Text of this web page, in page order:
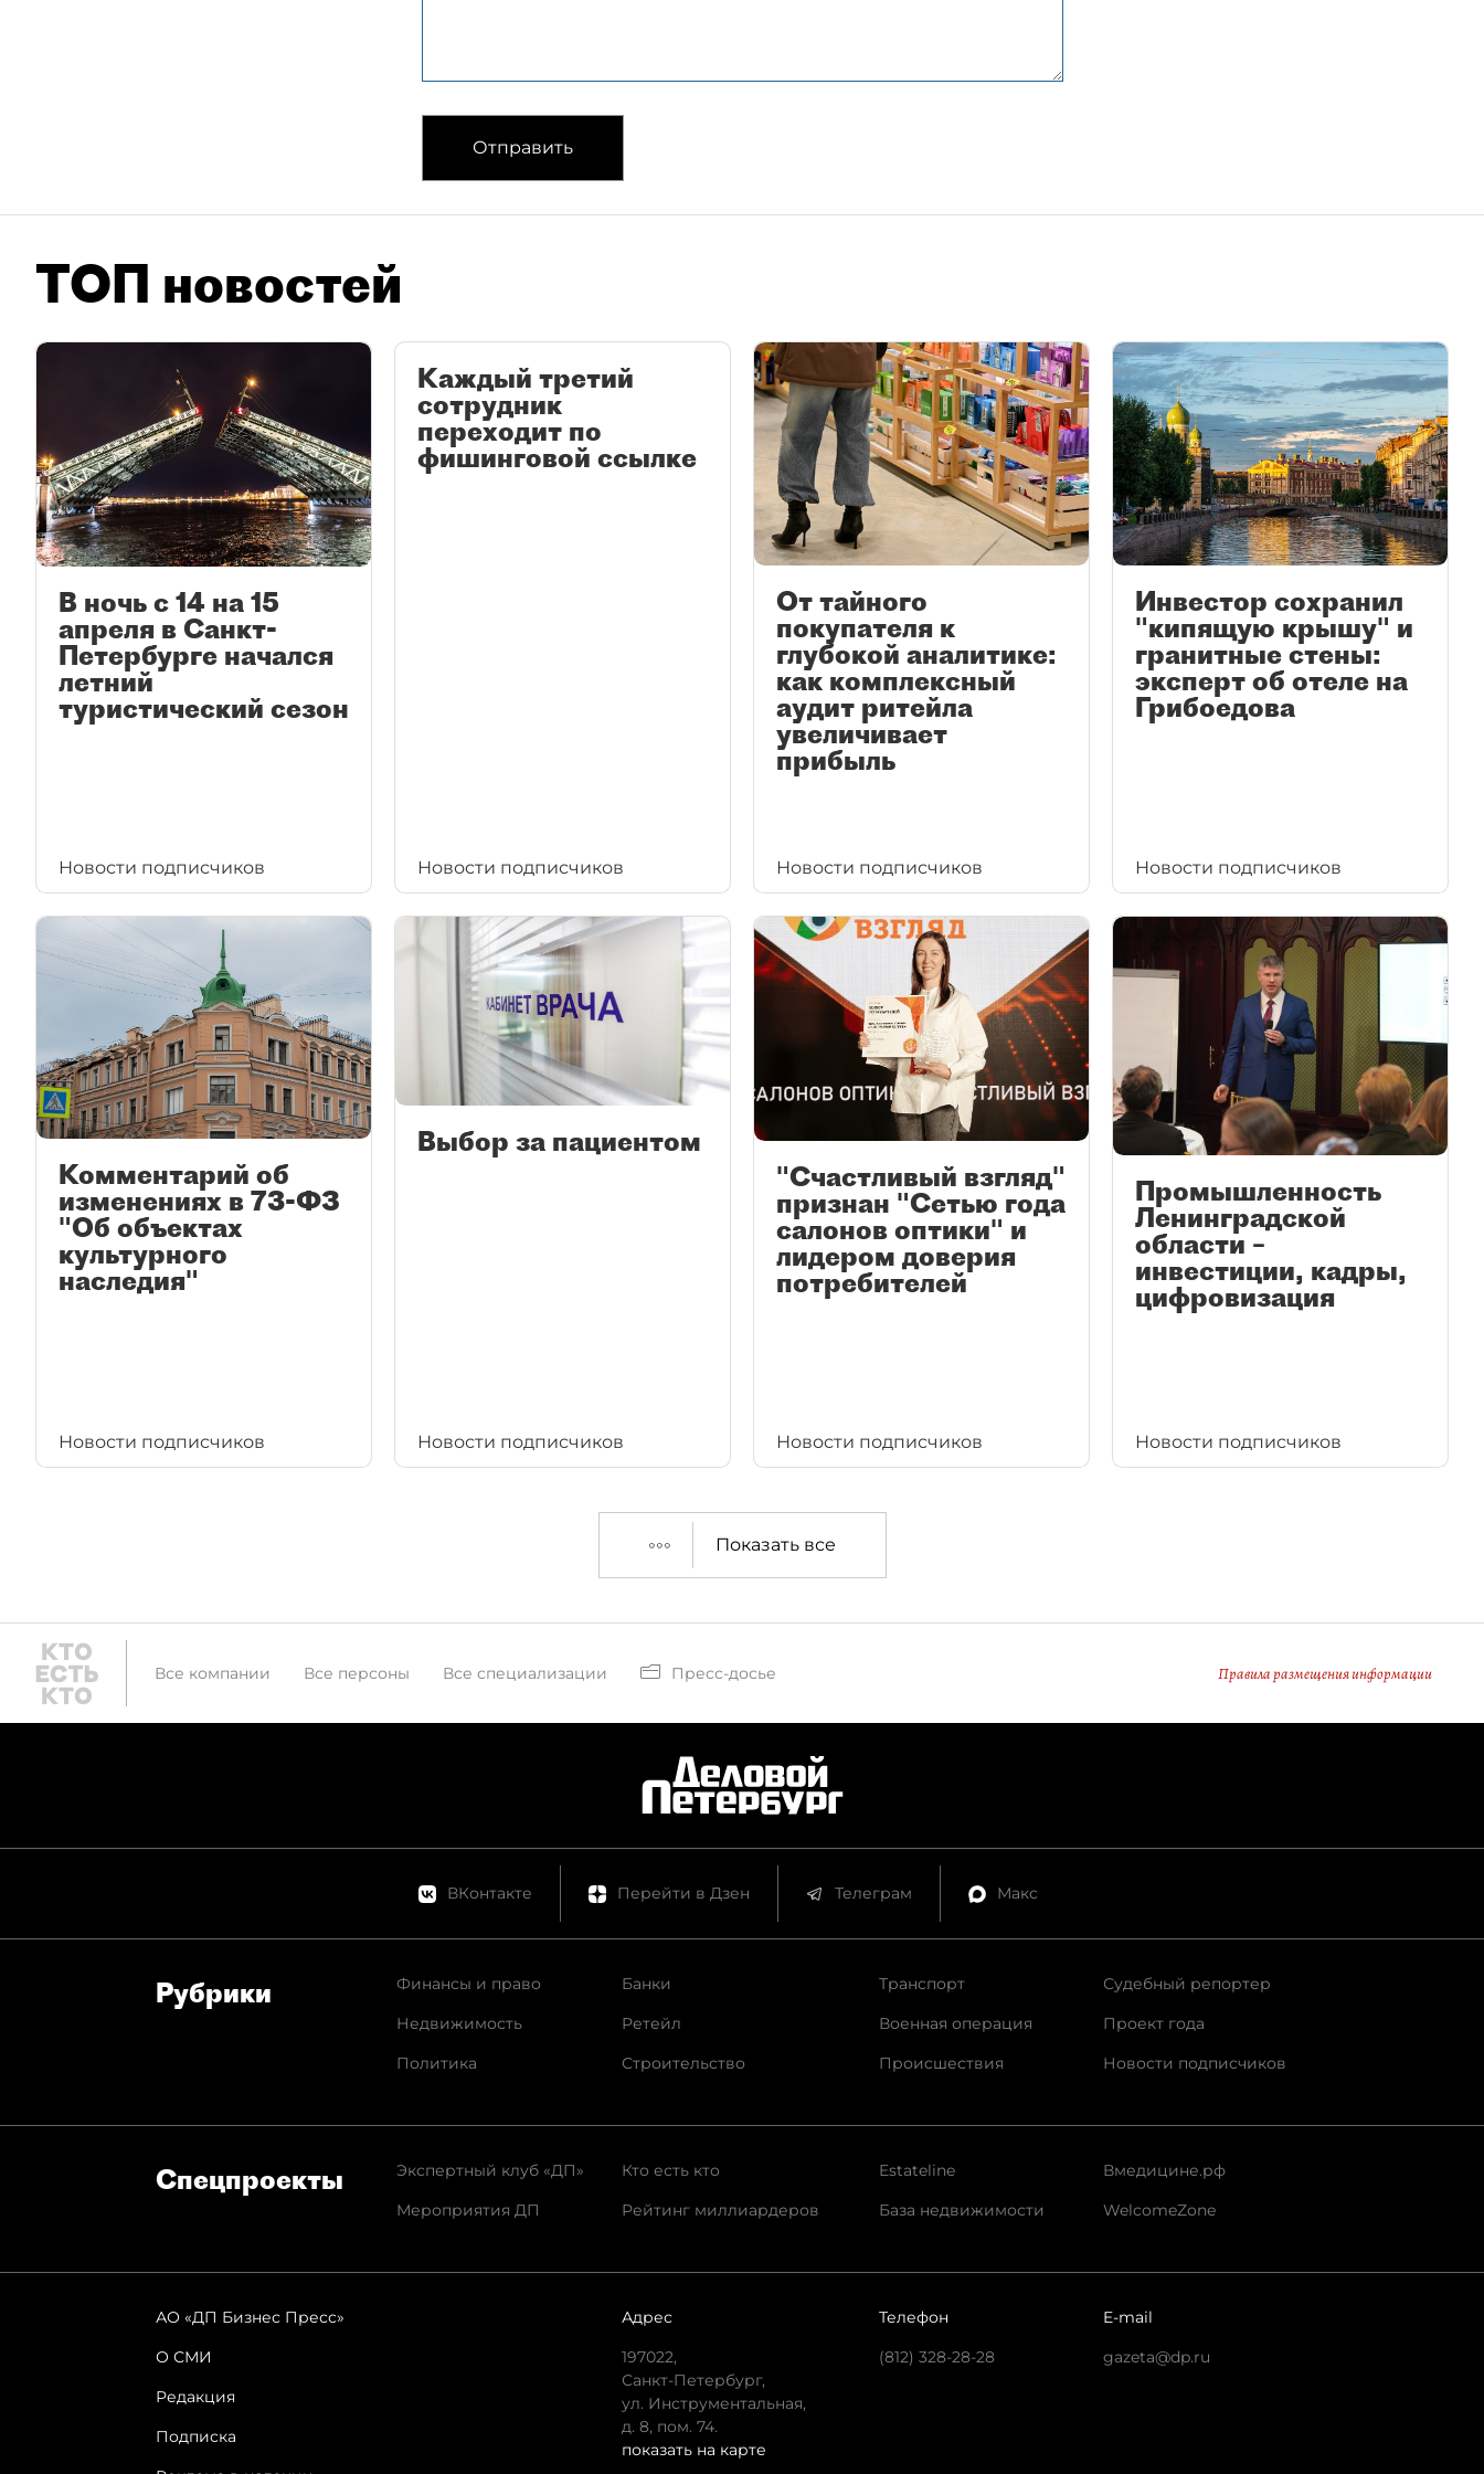
Отправить
ТОП новостей
В ночь с 14 на 15
апреля в Санкт-
Петербурге начался
летний
туристический сезон
Новости подписчиков
Каждый третий
сотрудник
переходит по
фишинговой ссылке
Новости подписчиков
От тайного
покупателя к
глубокой аналитике:
как комплексный
аудит ритейла
увеличивает
прибыль
Новости подписчиков
Инвестор сохранил
"кипящую крышу" и
гранитные стены:
эксперт об отеле на
Грибоедова
Новости подписчиков
Комментарий об
изменениях в 73-ФЗ
"Об объектах
культурного
наследия"
Новости подписчиков
Выбор за пациентом
Новости подписчиков
"Счастливый взгляд"
признан "Сетью года
салонов оптики" и
лидером доверия
потребителей
Новости подписчиков
Промышленность
Ленинградской
области –
инвестиции, кадры,
цифровизация
Новости подписчиков
Показать все
Все компании Все персоны Все специализации Пресс-досье Правила размещения информации
ВКонтакте Перейти в Дзен Телеграм Макс
Рубрики
Финансы и право
Недвижимость
Политика
Банки
Ретейл
Строительство
Транспорт
Военная операция
Происшествия
Судебный репортер
Проект года
Новости подписчиков
Спец­проекты
Экспертный клуб «ДП»
Мероприятия ДП
Кто есть кто
Рейтинг миллиардеров
Estateline
База недвижимости
Вмедицине.рф
WelcomeZone
АО «ДП Бизнес Пресс»
О СМИ
Редакция
Подписка
Адрес
197022,
Санкт-Петербург,
ул. Инструментальная,
д. 8, пом. 74.
показать на карте
Телефон
(812) 328-28-28
E-mail
gazeta@dp.ru